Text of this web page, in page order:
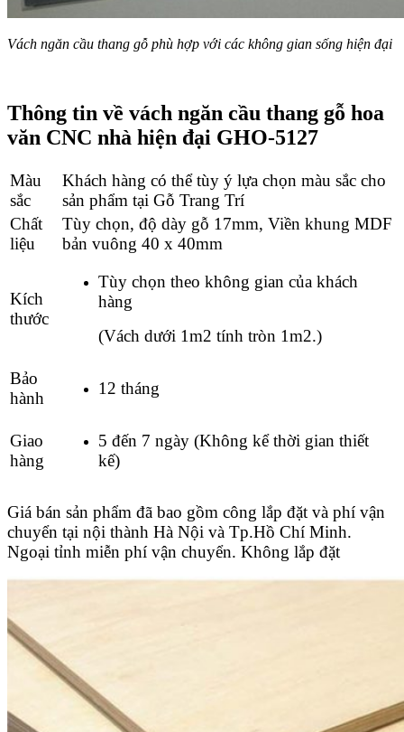
Vách ngăn cầu thang gỗ phù hợp với các không gian sống hiện đại
Thông tin về vách ngăn cầu thang gỗ hoa
văn CNC nhà hiện đại GHO-5127
Màu
sắc
Khách hàng có thể tùy ý lựa chọn màu sắc cho
sản phẩm tại Gỗ Trang Trí
Chất
liệu
Tùy chọn, độ dày gỗ 17mm, Viền khung MDF
bản vuông 40 x 40mm
Kích
thước
Tùy chọn theo không gian của khách
hàng
(Vách dưới 1m2 tính tròn 1m2.)
Bảo
hành
12 tháng
Giao
hàng
5 đến 7 ngày (Không kể thời gian thiết
kế)
Giá bán sản phẩm đã bao gồm công lắp đặt và phí vận
chuyển tại nội thành Hà Nội và Tp.Hồ Chí Minh.
Ngoại tỉnh miễn phí vận chuyển. Không lắp đặt